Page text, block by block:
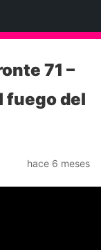
71 –
fuego del
hace 6 meses